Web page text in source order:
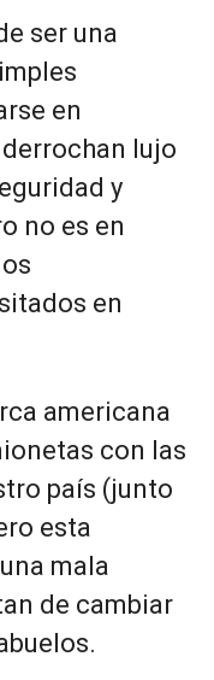
ser una
en
lujo
y
no es en
en
americana
con las
país (junto
esta
mala
de cambiar